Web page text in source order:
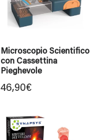
Microscopio Scientifico
con Cassettina
Pieghevole
46,90€